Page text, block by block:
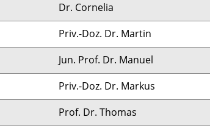
Dr. Cornelia
Priv.-Doz. Dr. Martin
Jun. Prof. Dr. Manuel
Priv.-Doz. Dr. Markus
Prof. Dr. Thomas